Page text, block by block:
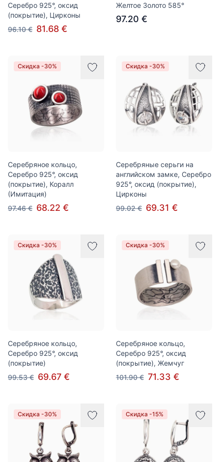
Серебро 925°, оксид
(покрытие), Цирконы
96.10 € 81.68 €
Желтое Золото 585°
97.20 €
Скидка -30%
Серебряное кольцо,
Серебро 925°, оксид
(покрытие), Коралл
(Имитация)
97.46 € 68.22 €
Скидка -30%
Серебряные серьги на
английском замке, Серебро
925°, оксид (покрытие),
Цирконы
99.02 € 69.31 €
Скидка -30%
Серебряное кольцо,
Серебро 925°, оксид
(покрытие)
99.53 € 69.67 €
Скидка -30%
Серебряное кольцо,
Серебро 925°, оксид
(покрытие), Жемчуг
101.90 € 71.33 €
Скидка -30% Скидка -15%